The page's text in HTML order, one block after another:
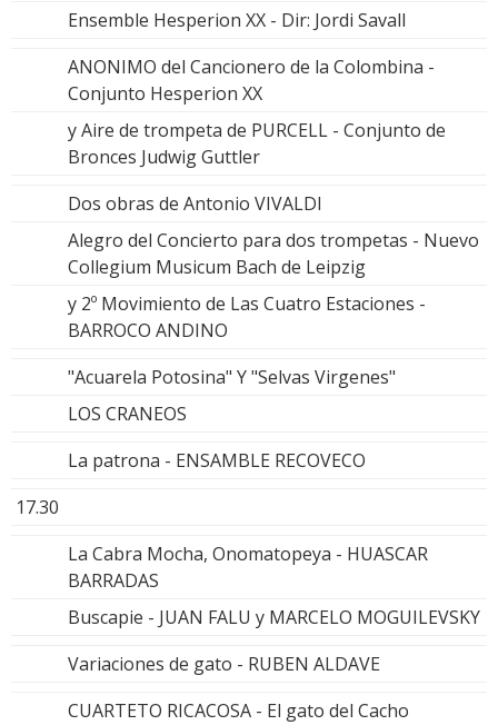
Ensemble Hesperion XX - Dir: Jordi Savall
ANONIMO del Cancionero de la Colombina -
Conjunto Hesperion XX
y Aire de trompeta de PURCELL - Conjunto de
Bronces Judwig Guttler
Dos obras de Antonio VIVALDI
Alegro del Concierto para dos trompetas - Nuevo
Collegium Musicum Bach de Leipzig
y 2º Movimiento de Las Cuatro Estaciones -
BARROCO ANDINO
"Acuarela Potosina" Y "Selvas Virgenes"
LOS CRANEOS
La patrona - ENSAMBLE RECOVECO
17.30
La Cabra Mocha, Onomatopeya - HUASCAR
BARRADAS
Buscapie - JUAN FALU y MARCELO MOGUILEVSKY
Variaciones de gato - RUBEN ALDAVE
CUARTETO RICACOSA - El gato del Cacho